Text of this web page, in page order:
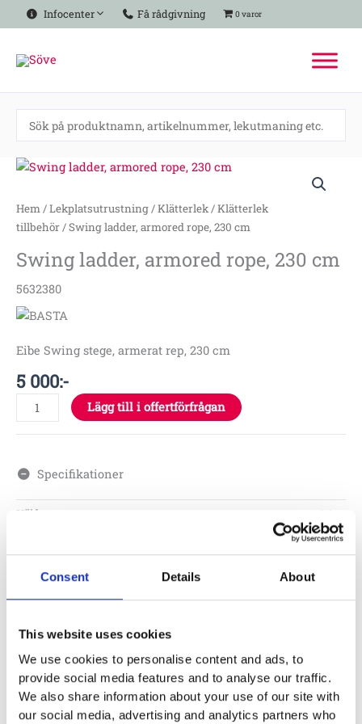
Consent Details About
This website uses cookies
We use cookies to personalise content and ads, to
provide social media features and to analyse our traffic.
We also share information about your use of our site with
our social media, advertising and analytics partners who
Hoppa
till
Infocenter Få rådgivning 0 varor
Hem/Lekplatsutrustning/Klätterlek/Klätterlek
tillbehör/ Swing ladder, armored rope, 230 cm
Swing ladder, armored rope, 230 cm
5632380
Eibe Swing stege, armerat rep, 230 cm
5 000:-
Swing
armored
rope,
cm
Lägg till i offertförfrågan
Specifikationer
Höjd
Material
Garantivillkor